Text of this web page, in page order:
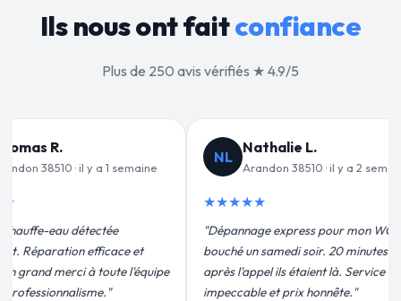
Ils nous ont faitconfiance
Plus de 250 avis vérifiés ★ 4.9/5
L.
38510 · il y a 2 semaines
pour mon WC
soir. 20 minutes
étaient là. Service
prix honnête."
JF
Jean-François C.
Arandon 38510 · il y a 3 semaines
★★★★★
"Remplacement de mon chauffe-eau en
moins de 2h. Équipe très pro, devis
conforme, chantier propre. Je
recommande vivement."